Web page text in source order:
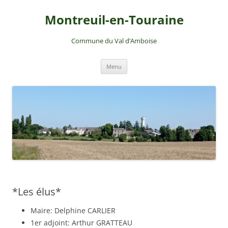
Montreuil-en-Touraine
Commune du Val d’Amboise
Menu
*Les élus*
Maire: Delphine CARLIER
1er adjoint: Arthur GRATTEAU